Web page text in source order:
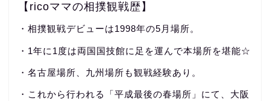
【ricoママの相撲観戦歴】
・相撲観戦デビューは1998年の5月場所。
・1年に1度は両国国技館に足を運んで本場所を堪能☆
・名古屋場所、九州場所も観戦経験あり。
・これから行われる「平成最後の春場所」にて、大阪